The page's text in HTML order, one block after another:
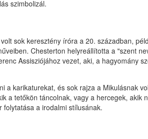
szimbolizál.
sok keresztény íróra a 20. században,
Chesterton helyreállította a "szent
Assisziójához vezet, aki, a hagyomány
a karikaturekat, és sok rajza a Mikulásnak
a tetőkön táncolnak, vagy a hercegek, akik
folytatása a irodalmi stílusának.